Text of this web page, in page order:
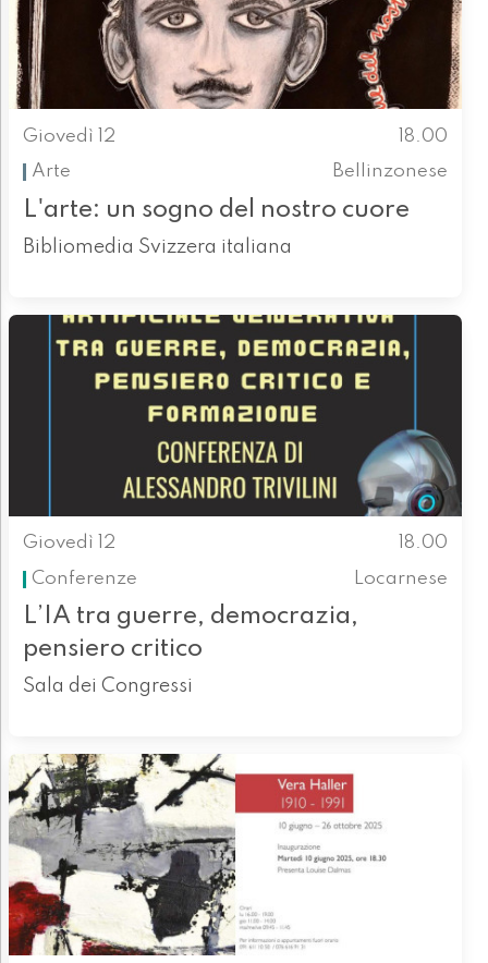
Giovedì 12
18.00
Arte
Bellinzonese
L'arte: un sogno del nostro cuore
Bibliomedia Svizzera italiana
Giovedì 12
18.00
Conferenze
Locarnese
L’IA tra guerre, democrazia,
pensiero critico
Sala dei Congressi